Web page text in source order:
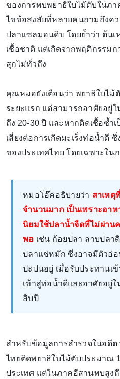
ของการพบพยาธิใบไม้ตับในภา
ไขข้อสงสัยที่หลายคนถามถึงคว
ปลาแซลมอนดิบ โดยย้ำว่า ต้น
เชื้อชาติ แต่เกิดจากพฤติกรรม
สุกไม่ทั่วถึง
คุณหมอยังเตือนว่า พยาธิใบไม้
ระยะแรก แต่สามารถอาศัยอยู่
ถึง 20-30 ปี และหากติดเชื้อซ้ำ
เสี่ยงต่อการเกิดมะเร็งท่อน้ำดี
ของประเทศไทย โดยเฉพาะใน
หมอโอ๊คอธิบายว่า สาเหตุ
จำนวนมาก เป็นเพราะอา
นิยมใช้ปลาน้ำจืดที่ไม่ผ่าน
พอ เช่น ก้อยปลา ลาบปลา
ปลาแช่หมัก ซึ่งอาจมีตัวอ่
ปะปนอยู่ เมื่อรับประทานเ
เข้าสู่ท่อน้ำดีและอาศัยอยู่
สิบปี
สำหรับข้อมูลการสำรวจในอดีต
ไทยติดพยาธิใบไม้ตับประมาณ
ประเทศ แต่ในภาคอีสานพบสูงถึ